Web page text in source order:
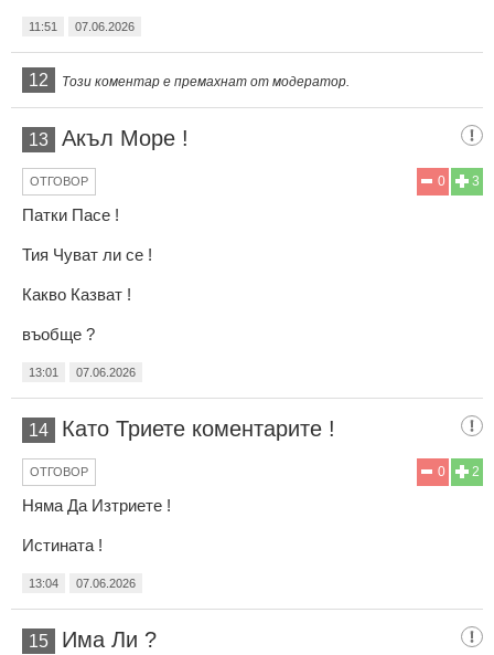
11:51 07.06.2026
12 Този коментар е премахнат от модератор.
13 Акъл Море !
3
0
ОТГОВОР
Патки Пасе !
Тия Чуват ли се !
Какво Казват !
въобще ?
13:01 07.06.2026
14 Като Триете коментарите !
2
0
ОТГОВОР
Няма Да Изтриете !
Истината !
13:04 07.06.2026
15 Има Ли ?